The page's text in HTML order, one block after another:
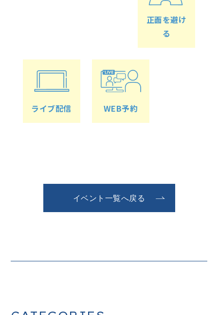
正面を避け
る
ライブ配信 WEB予約
イベント一覧へ戻る